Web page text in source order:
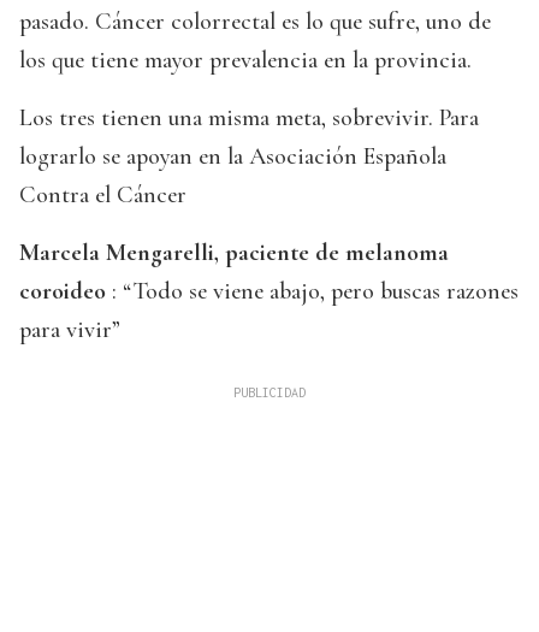
pasado. Cáncer colorrectal es lo que sufre, uno de
los que tiene mayor prevalencia en la provincia.
Los tres tienen una misma meta, sobrevivir. Para
lograrlo se apoyan en la Asociación Española
Contra el Cáncer
Marcela Mengarelli, paciente de melanoma
coroideo : “Todo se viene abajo, pero buscas razones
para vivir”